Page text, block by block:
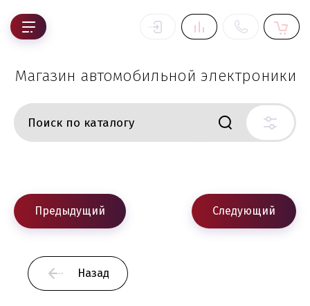
Магазин автомобильной электроники
Предыдущий Следующий
Назад